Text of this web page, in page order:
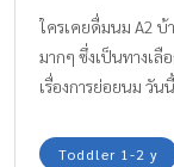
ใครเคยดื่มนม A2
มากๆ ซึ่งเป็นทางเ
เรื่องการย่อยนม วั
เผื่อจะเป็นทางเลือ
Toddler 1-2 y